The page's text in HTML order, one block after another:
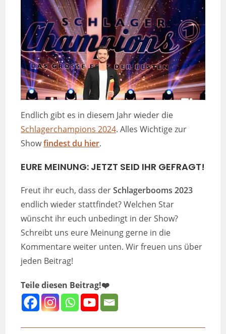
Endlich gibt es in diesem Jahr wieder die
Schlagerchampions 2024. Alles Wichtige zur
Showfindest du hier.
EURE MEINUNG: JETZT SEID IHR GEFRAGT!
Freut ihr euch, dass derSchlagerbooms 2023
endlich wieder stattfindet? Welchen Star
wünscht ihr euch unbedingt in der Show?
Schreibt uns eure Meinung gerne in die
Kommentare weiter unten. Wir freuen uns über
jeden Beitrag!
Teile diesen Beitrag!❤️